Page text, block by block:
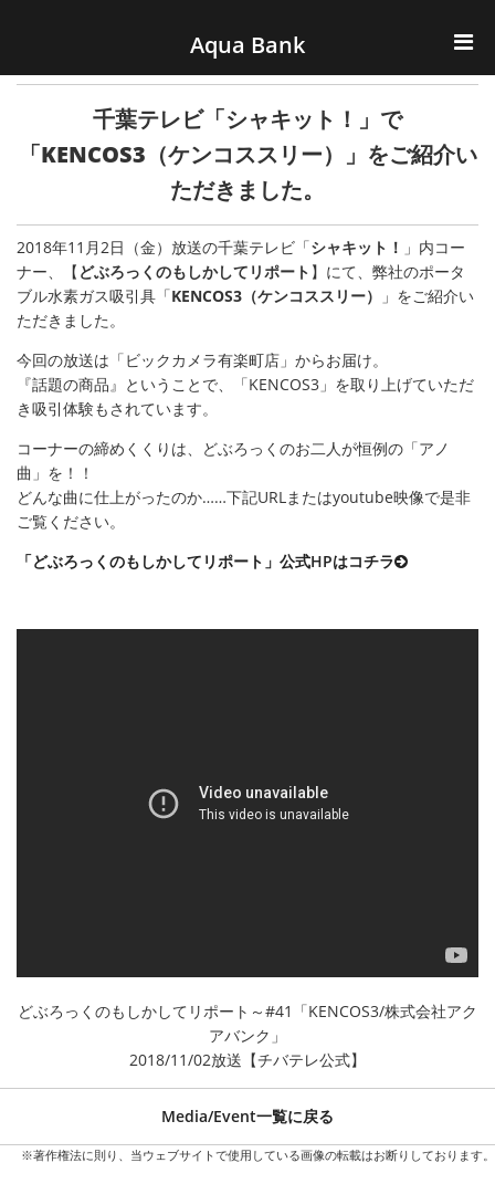
Aqua Bank
TOP
KENCOS・eye-cos
Water Server
COOLIC
環境事業
会社概要
千葉テレビ「シャキット！」で
「KENCOS3（ケンコススリー）」をご紹介い
ただきました。
2018年11月2日（金）放送の千葉テレビ「シャキット！ 」内コー
ナー、【 どぶろっくのもしかしてリポート 】にて、弊社のポータ
ブル水素ガス吸引具「KENCOS3（ケンコススリー）
」をご紹介い
ただきました。
今回の放送は「ビックカメラ有楽町店」からお届け。
『話題の商品』ということで、「KENCOS3」を取り上げていただ
き吸引体験もされています。
コーナーの締めくくりは、どぶろっくのお二人が恒例の「アノ
曲」を！！
どんな曲に仕上がったのか……下記URLまたはyoutube映像で是非
ご覧ください。
「どぶろっくのもしかしてリポート」公式HPはコチラ
どぶろっくのもしかしてリポート～#41「KENCOS3/株式会社アク
アバンク」
2018/11/02放送【チバテレ公式】
Media/Event一覧に戻る
※著作権法に則り、当ウェブサイトで使用している画像の転載はお断りしております。